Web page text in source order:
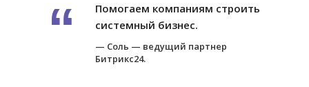
Помогаем компаниям строить
системный бизнес.
Соль — ведущий партнер
Битрикс24.